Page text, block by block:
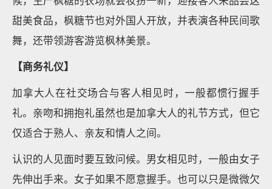
甜美食品，枫糖节也对外国人开放，并表演各种民间歌
舞，还带领游客游览枫林美景。
【商务礼仪】
加拿大人在社交场合与客人相见时，一般都惯行握手
礼。亲吻和拥抱礼虽然也是加拿大人的礼节方式，但它
仅适合于熟人、亲友和情人之间。
认识的人见面时要互致问候。男女相见时，一般由女子
先伸出手来。女子如果不愿意握手。也可以只是微微欠